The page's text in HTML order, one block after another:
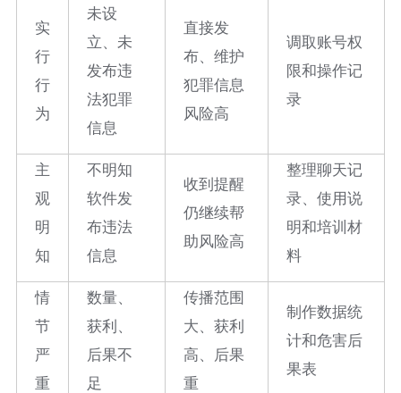
实
行
行
为
未设
立、未
发布违
法犯罪
信息
直接发
布、维护
犯罪信息
风险高
调取账号权
限和操作记
录
主
观
明
知
不明知
软件发
布违法
信息
收到提醒
仍继续帮
助风险高
整理聊天记
录、使用说
明和培训材
料
情
节
严
重
数量、
获利、
后果不
足
传播范围
大、获利
高、后果
重
制作数据统
计和危害后
果表